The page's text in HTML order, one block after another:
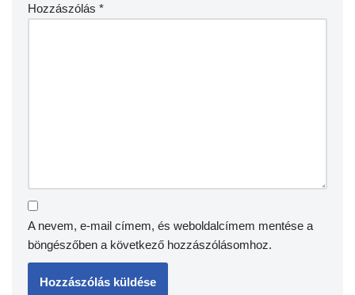
Hozzászólás *
A nevem, e-mail címem, és weboldalcímem mentése a
böngészőben a következő hozzászólásomhoz.